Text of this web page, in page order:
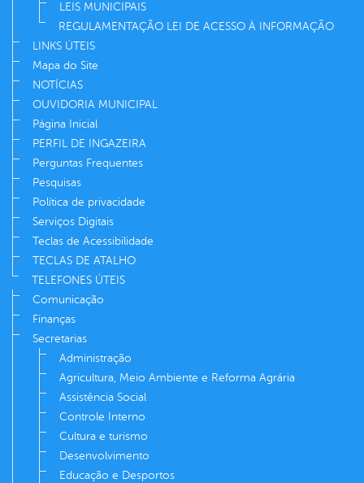
LEIS MUNICIPAIS
REGULAMENTAÇÃO LEI DE ACESSO À INFORMAÇÃO
LINKS ÚTEIS
Mapa do Site
NOTÍCIAS
OUVIDORIA MUNICIPAL
Página Inicial
PERFIL DE INGAZEIRA
Perguntas Frequentes
Pesquisas
Política de privacidade
Serviços Digitais
Teclas de Acessibilidade
TECLAS DE ATALHO
TELEFONES ÚTEIS
Comunicação
Finanças
Secretarias
Administração
Agricultura, Meio Ambiente e Reforma Agrária
Assistência Social
Controle Interno
Cultura e turismo
Desenvolvimento
Educação e Desportos